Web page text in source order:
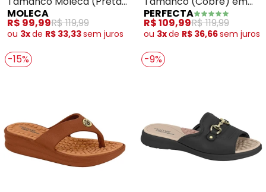
em Sintético
MOLECA
R$ 99,99R$ 119,99
ou 3xde R$ 33,33sem juros
Sintético
PERFECTA
R$ 109,99R$ 119,99
ou 3xde R$ 36,66sem juros
-15% -9%